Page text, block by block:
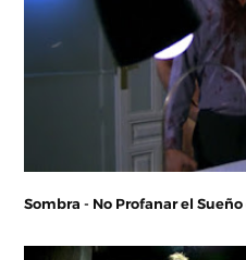
Sombra - No Profanar el